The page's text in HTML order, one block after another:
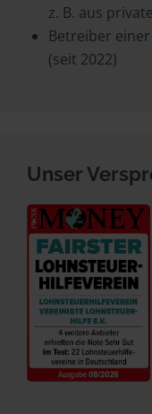
z. B. aus
Betreiber
(seit 2022)
Unser